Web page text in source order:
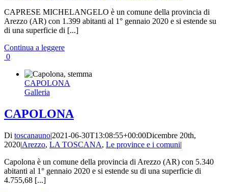
CAPRESE MICHELANGELO è un comune della provincia di
Arezzo (AR) con 1.399 abitanti al 1° gennaio 2020 e si estende su
di una superficie di [...]
Continua a leggere
0
CAPOLONA
Galleria
CAPOLONA
Di toscanauno|2021-06-30T13:08:55+00:00Dicembre 20th,
2020|Arezzo, LA TOSCANA, Le province e i comuni|
Capolona è un comune della provincia di Arezzo (AR) con 5.340
abitanti al 1° gennaio 2020 e si estende su di una superficie di
4.755,68 [...]